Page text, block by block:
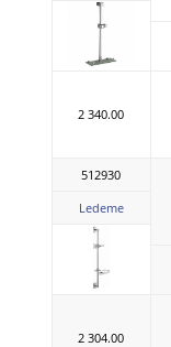
2 340.00
512930
Ledeme
2 304.00